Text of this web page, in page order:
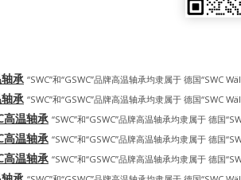
承 “SWC”和“GSWC”品牌高温轴承均隶属于 德国“SWC
承 “SWC”和“GSWC”品牌高温轴承均隶属于 德国“SWC
高温轴承 “SWC”和“GSWC”品牌高温轴承均隶属于 德国
高温轴承 “SWC”和“GSWC”品牌高温轴承均隶属于 德国
高温轴承 “SWC”和“GSWC”品牌高温轴承均隶属于 德国